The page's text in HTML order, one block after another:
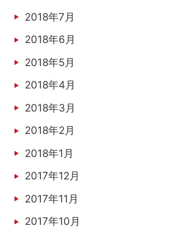
2018年7月
2018年6月
2018年5月
2018年4月
2018年3月
2018年2月
2018年1月
2017年12月
2017年11月
2017年10月